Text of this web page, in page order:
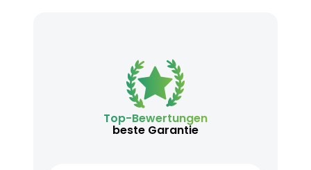
Top-Bewertungen
beste Garantie